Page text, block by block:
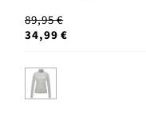
89,95 €
34,99 €